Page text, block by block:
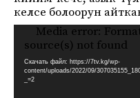
келсе болоорун
Видеоплеер
Media error:
source(s) not found
Скачать файл: https://7tv.kg/wp-
content/uploads/2022/09/
_=2